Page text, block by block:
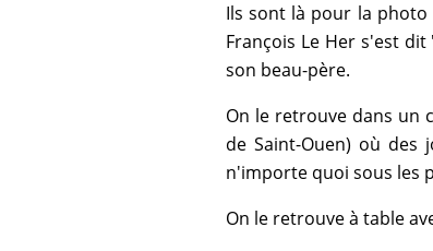
Ils sont là pour la photo
François Le Her s'est
son beau-père.
On le retrouve dans un
de Saint-Ouen) où
n'importe quoi sous les
On le retrouve à table